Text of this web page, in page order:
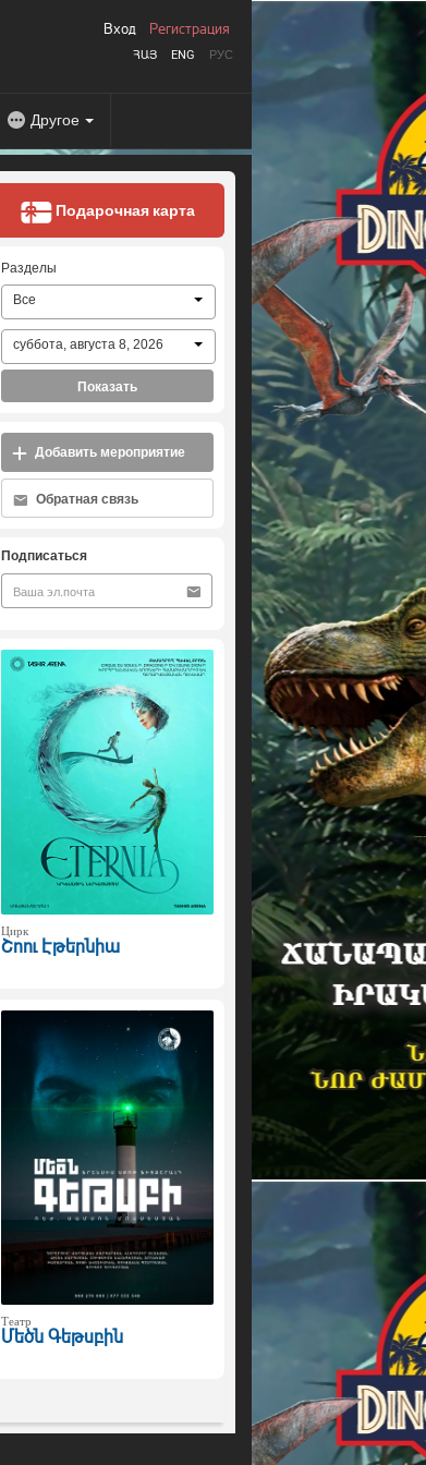
ՀԱՅ ENG РУС
Вход Регистрация
Другое
Подарочная карта
Разделы
Все
суббота, августа 8, 2026
Показать
Добавить мероприятие
Обратная связь
Подписаться
Цирк
Շոու Էթերնիա
Театр
Մեծն Գեթսբին